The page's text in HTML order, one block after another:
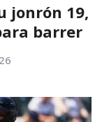
jonrón 19,
barrer